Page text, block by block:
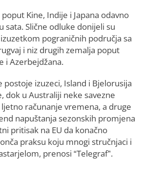
Kine, Indiјe i Јapana odavno
sata. Slične odluke donijeli su
pograničnih područјa sa
i niz drugih zemalja poput
i Azerbeјdžana.
izuzeci, Island i Bjelorusiјa
dok u Australiјi neke savezne
računanje vremena, a druge
napuštanja sezonskih promjena
pritisak na EU da konačno
praksu koјu mnogi stručnjaci i
prenosi “Telegraf”.